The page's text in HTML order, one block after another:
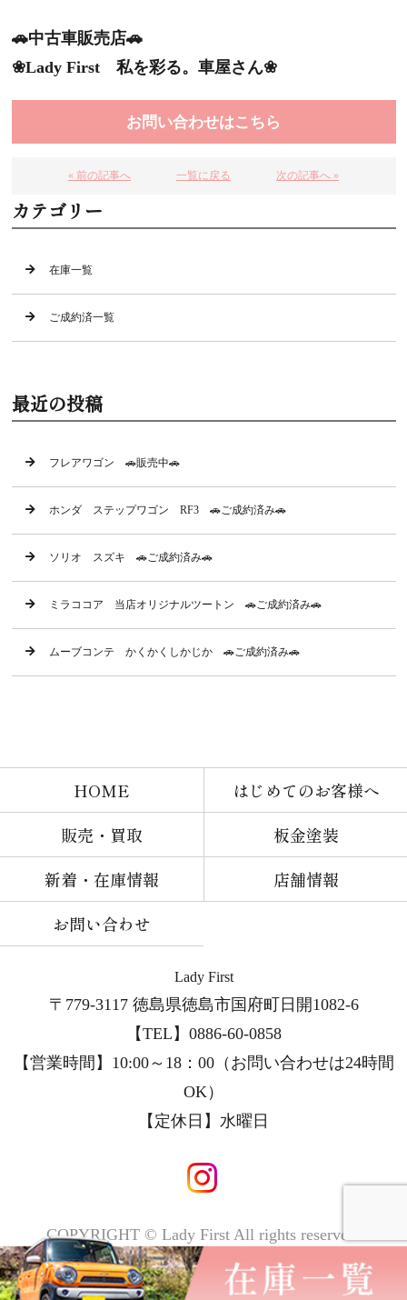
🚗中古車販売店🚗
❀Lady First 私を彩る。車屋さん❀
お問い合わせはこちら
« 前の記事へ 一覧に戻る 次の記事へ »
カテゴリー
在庫一覧
ご成約済一覧
最近の投稿
フレアワゴン 🚗販売中🚗
ホンダ ステップワゴン RF3 🚗ご成約済み🚗
ソリオ スズキ 🚗ご成約済み🚗
ミラココア 当店オリジナルツートン 🚗ご成約済み🚗
ムーブコンテ かくかくしかじか 🚗ご成約済み🚗
HOME
はじめてのお客様へ
販売・買取
板金塗装
新着・在庫情報
店舗情報
お問い合わせ
Lady First
〒779-3117 徳島県徳島市国府町日開1082-6
【TEL】0886-60-0858
【営業時間】10:00～18：00（お問い合わせは24時間
OK）
【定休日】 水曜日
COPYRIGHT © Lady First All rights reserved.